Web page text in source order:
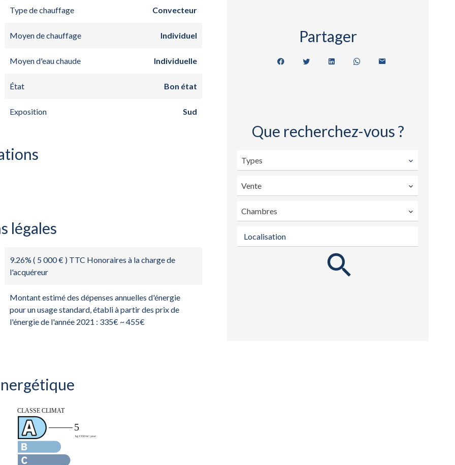
Type de chauffage Convecteur
Moyen de chauffage Individuel
Moyen d'eau chaude Individuelle
État Bon état
Exposition Sud
légales
9.26% ( 5 000 € ) TTC Honoraires à la charge de
l'acquéreur
Montant estimé des dépenses annuelles d'énergie
pour un usage standard, établi à partir des prix de
l'énergie de l'année 2021 : 335€ ~ 455€
Partager
Que recherchez-vous ?
Types
Vente
Chambres
Localisation